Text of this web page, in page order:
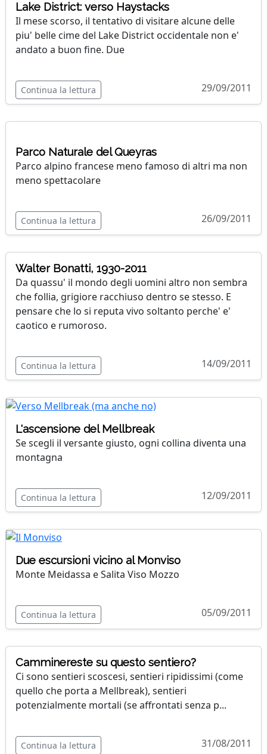
Lake District: verso Haystacks
Il mese scorso, il tentativo di visitare alcune delle
piu' belle cime del Lake District occidentale non e'
andato a buon fine. Due
Continua la lettura 29/09/2011
Parco Naturale del Queyras
Parco alpino francese meno famoso di altri ma non
meno spettacolare
Continua la lettura 26/09/2011
Walter Bonatti, 1930-2011
Da quassu' il mondo degli uomini altro non sembra
che follia, grigiore racchiuso dentro se stesso. E
pensare che lo si reputa vivo soltanto perche' e'
caotico e rumoroso.
Continua la lettura 14/09/2011
L'ascensione del Mellbreak
Se scegli il versante giusto, ogni collina diventa una
montagna
Continua la lettura 12/09/2011
Due escursioni vicino al Monviso
Monte Meidassa e Salita Viso Mozzo
Continua la lettura 05/09/2011
Camminereste su questo sentiero?
Ci sono sentieri scoscesi, sentieri ripidissimi (come
quello che porta a Mellbreak), sentieri
potenzialmente mortali (se affrontati senza p...
Continua la lettura 31/08/2011